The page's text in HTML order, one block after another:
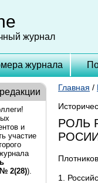
журнал
журнала
и
участие
2(28)).
Главная /
РОЛЬ
РОСИИ
1.